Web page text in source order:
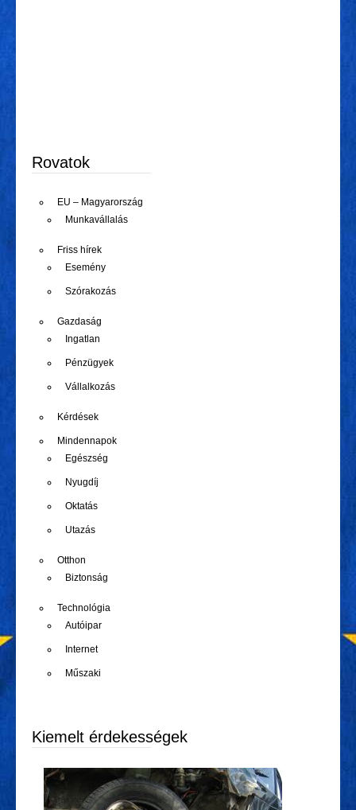
Rovatok
EU – Magyarország
Munkavállalás
Friss hírek
Esemény
Szórakozás
Gazdaság
Ingatlan
Pénzügyek
Vállalkozás
Kérdések
Mindennapok
Egészség
Nyugdíj
Oktatás
Utazás
Otthon
Biztonság
Technológia
Autóipar
Internet
Műszaki
Kiemelt érdekességek